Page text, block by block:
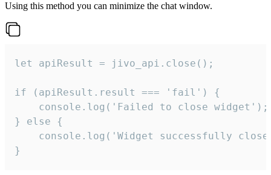
Using this method you can minimize the chat window.
let apiResult = jivo_api.close();
if (apiResult.result === 'fail') {
    console.log('Failed to close widget');
} else {
console.log('Widget successfully
}